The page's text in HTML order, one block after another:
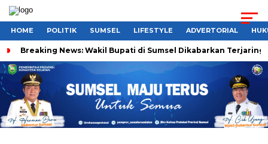
HOME POLITIK SUMSEL LIFESTYLE ADVERTORIAL
Breaking News: Wakil Bupati di Sumsel Dikabarkan Terjaring